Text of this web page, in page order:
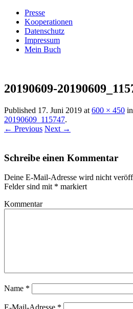
Presse
Kooperationen
Datenschutz
Impressum
Mein Buch
Villa König
20190609-
Published 17. Juni 2019 at 600 × 450 in
20190609_115747.
← Previous Next →
Schreibe einen Kommentar
Deine E-Mail-Adresse wird nicht
Felder sind mit * markiert
Kommentar
Name *